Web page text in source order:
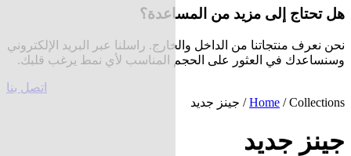
هل تحتاج إلى مزيد من المساعدة؟
نحن نعرف منتجاتنا من الداخل والخارج. راسلنا عبر البريد الإلكتروني
وسنساعدك في العثور على الحجم المناسب لأي نمط يرغب قلبك.
اتصل بنا
Home / Collections / جينز جديد
جينز جديد